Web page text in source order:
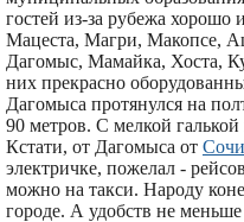
гостей из-за рубежа хорошо
Мацеста, Магри, Макопсе,
Дагомыс, Мамайка, Хоста,
них прекрасно
Дагомыса протянулся на
90 метров. С мелкой
Кстати, от Дагомыса от Сочи
электричке, пожелал -
можно на такси. Народу
городе. А удобств не меньше